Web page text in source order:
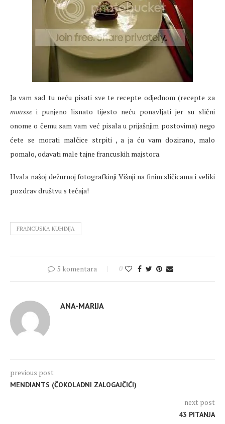
Ja vam sad tu neću pisati sve te recepte odjednom (recepte za
mousse i punjeno lisnato tijesto neću ponavljati jer su slični
onome o čemu sam vam već pisala u prijašnjim postovima) nego
ćete se morati malčice strpiti , a ja ću vam dozirano, malo
pomalo, odavati male tajne francuskih majstora.
Hvala našoj dežurnoj fotografkinji Višnji na finim sličicama i veliki
pozdrav društvu s tečaja!
FRANCUSKA KUHINJA
5 komentara 0
ANA-MARIJA
previous post
MENDIANTS (ČOKOLADNI ZALOGAJČIĆI)
next post
43 PITANJA